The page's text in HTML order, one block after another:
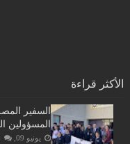
الأكثر قراءة
السفير
المسؤولين
يونيو 09, 2023